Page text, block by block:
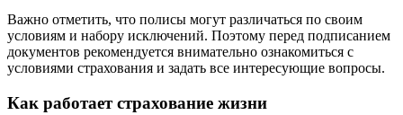
Важно отметить, что полисы могут различаться по своим
условиям и набору исключений. Поэтому перед подписанием
документов рекомендуется внимательно ознакомиться с
условиями страхования и задать все интересующие вопросы.
Как работает страхование жизни